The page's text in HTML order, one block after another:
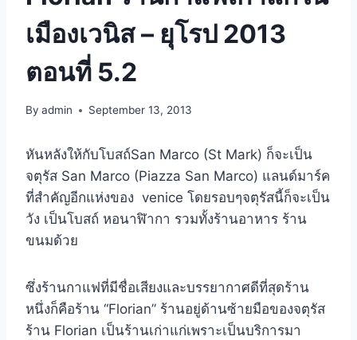
เมืองเวนิส – ยุโรป 2013
ตอนที่ 5.2
By admin September 13, 2013
หันหลังให้กับโบสถ์San Marco (St Mark) ก็จะเป็น
จตุรัส San Marco (Piazza San Marco) แลนด์มาร์ค
ที่สำคัญอีกแห่งของ venice โดยรอบๆจตุรัสนี้ก็จะเป็น
วัง เป็นโบสถ์ หอนาฬิากา รวมทั้งร้านอาหาร ร้าน
ขนมด้วย
ซึ่งร้านกาแฟที่มีชื่อเสียงและบรรยากาศดีที่สุดร้าน
หนึ่งก็คือร้าน “Florian” ร้านอยู่ด้านซ้ายมือของจตุรัส
ร้าน Florian เป็นร้านเก่าแก่เพราะเป็นบริการมา